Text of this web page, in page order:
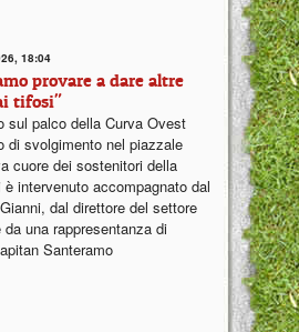
18:04
provare a dare altre
tifosi"
sul palco della Curva Ovest
di svolgimento nel piazzale
cuore dei sostenitori della
intervenuto accompagnato dal
dal direttore del settore
una rappresentanza di
Santeramo